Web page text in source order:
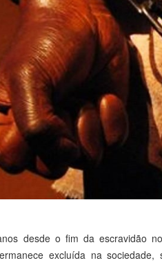
desde o fim da escravidão
excluída na